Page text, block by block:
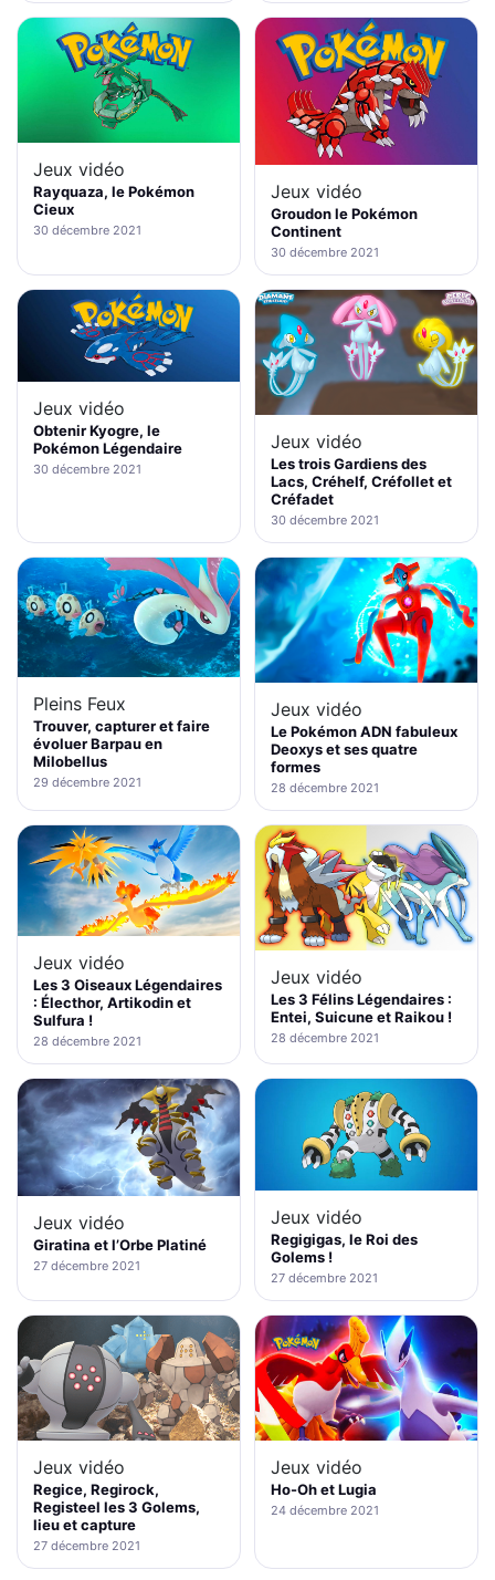
Jeux vidéo
Rayquaza, le Pokémon
Cieux
30 décembre 2021
Jeux vidéo
Groudon le Pokémon
Continent
30 décembre 2021
Jeux vidéo
Obtenir Kyogre, le
Pokémon Légendaire
30 décembre 2021
Jeux vidéo
Les trois Gardiens des
Lacs, Créhelf, Créfollet et
Créfadet
30 décembre 2021
Pleins Feux
Trouver, capturer et faire
évoluer Barpau en
Milobellus
29 décembre 2021
Jeux vidéo
Le Pokémon ADN fabuleux
Deoxys et ses quatre
formes
28 décembre 2021
Jeux vidéo
Les 3 Oiseaux Légendaires
: Électhor, Artikodin et
Sulfura !
28 décembre 2021
Jeux vidéo
Les 3 Félins Légendaires :
Entei, Suicune et Raikou !
28 décembre 2021
Jeux vidéo
Giratina et l’Orbe Platiné
27 décembre 2021
Jeux vidéo
Regigigas, le Roi des
Golems !
27 décembre 2021
Jeux vidéo
Regice, Regirock,
Registeel les 3 Golems,
lieu et capture
27 décembre 2021
Jeux vidéo
Ho-Oh et Lugia
24 décembre 2021